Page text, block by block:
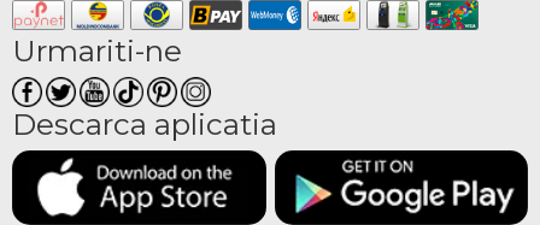
Urmariti-ne
Descarca aplicatia